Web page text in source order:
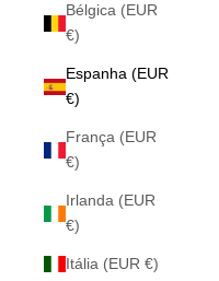
Bélgica (EUR
€)
Espanha (EUR
€)
França (EUR
€)
Irlanda (EUR
€)
Itália (EUR €)